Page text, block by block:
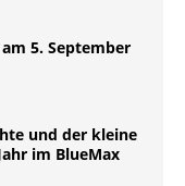
5. September
und der kleine
im BlueMax